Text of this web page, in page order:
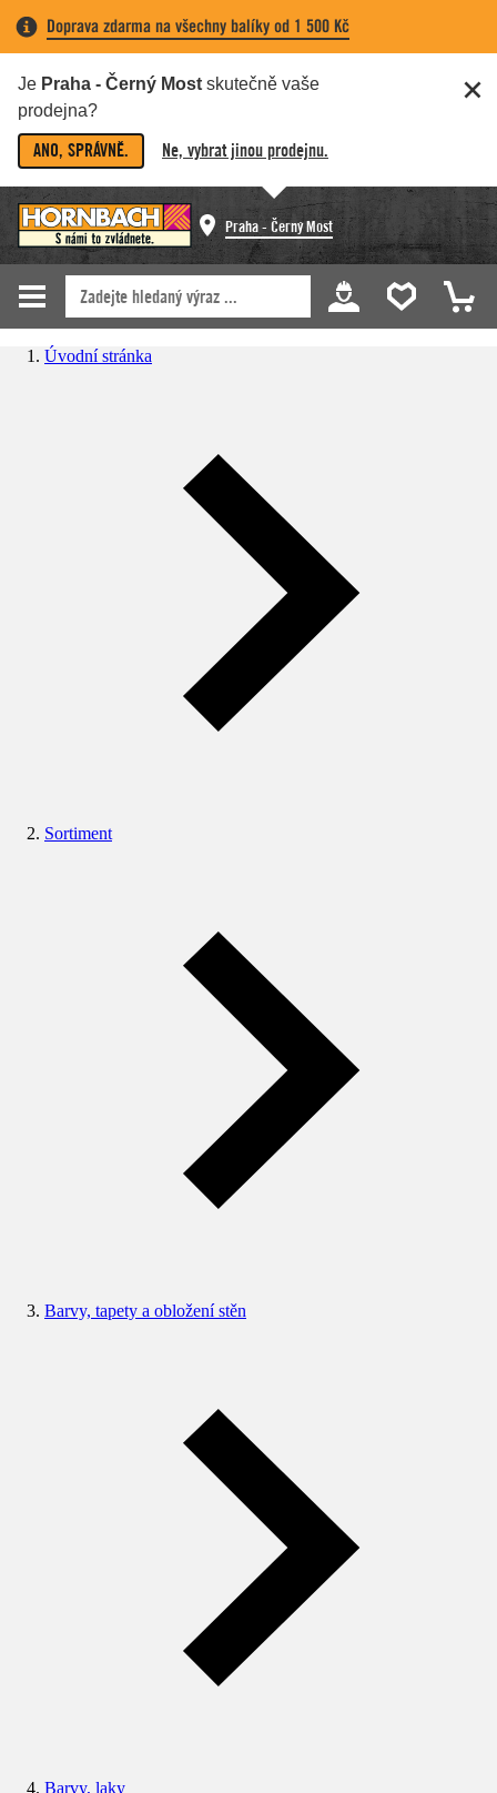
Doprava zdarma na všechny balíky od 1 500 Kč
Je Praha - Černý Most skutečně vaše
prodejna?
ANO, SPRÁVNĚ. Ne, vybrat jinou prodejnu.
Praha - Černý Most
Úvodní stránka
Sortiment
Barvy, tapety a obložení stěn
Barvy, laky